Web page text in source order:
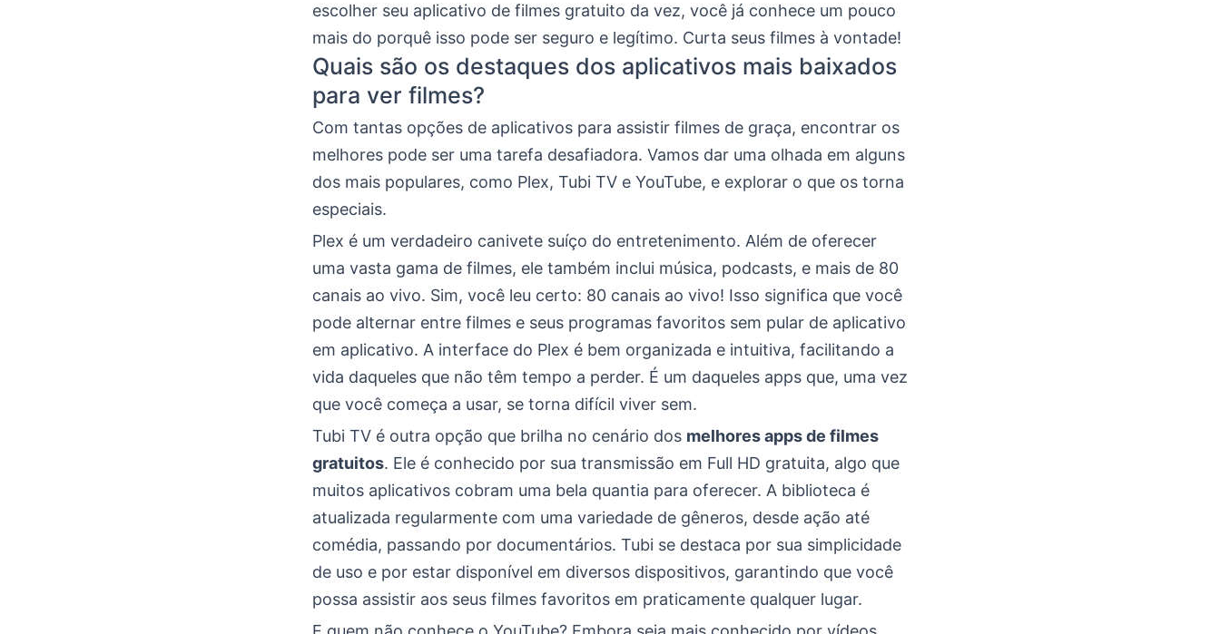
escolher seu aplicativo de filmes gratuito da vez, você já conhece um pouco
mais do porquê isso pode ser seguro e legítimo. Curta seus filmes à vontade!
Quais são os destaques dos aplicativos mais baixados
para ver filmes?
Com tantas opções de aplicativos para assistir filmes de graça, encontrar os
melhores pode ser uma tarefa desafiadora. Vamos dar uma olhada em alguns
dos mais populares, como Plex, Tubi TV e YouTube, e explorar o que os torna
especiais.
Plex é um verdadeiro canivete suíço do entretenimento. Além de oferecer
uma vasta gama de filmes, ele também inclui música, podcasts, e mais de 80
canais ao vivo. Sim, você leu certo: 80 canais ao vivo! Isso significa que você
pode alternar entre filmes e seus programas favoritos sem pular de aplicativo
em aplicativo. A interface do Plex é bem organizada e intuitiva, facilitando a
vida daqueles que não têm tempo a perder. É um daqueles apps que, uma vez
que você começa a usar, se torna difícil viver sem.
Tubi TV é outra opção que brilha no cenário dos melhores apps de filmes
gratuitos. Ele é conhecido por sua transmissão em Full HD gratuita, algo que
muitos aplicativos cobram uma bela quantia para oferecer. A biblioteca é
atualizada regularmente com uma variedade de gêneros, desde ação até
comédia, passando por documentários. Tubi se destaca por sua simplicidade
de uso e por estar disponível em diversos dispositivos, garantindo que você
possa assistir aos seus filmes favoritos em praticamente qualquer lugar.